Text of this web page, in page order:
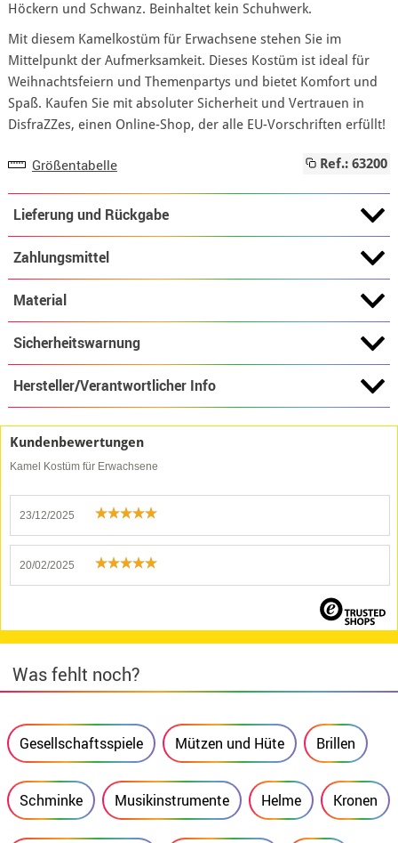
Höckern und Schwanz. Beinhaltet kein Schuhwerk.
Mit diesem Kamelkostüm für Erwachsene stehen Sie im
Mittelpunkt der Aufmerksamkeit. Dieses Kostüm ist ideal für
Weihnachtsfeiern und Themenpartys und bietet Komfort und
Spaß. Kaufen Sie mit absoluter Sicherheit und Vertrauen in
DisfraZZes, einen Online-Shop, der alle EU-Vorschriften erfüllt!
Größentabelle Ref.: 63200
Lieferung und Rückgabe
Zahlungsmittel
Material
Sicherheitswarnung
Hersteller/Verantwortlicher Info
Kundenbewertungen
Kamel Kostüm für Erwachsene
23/12/2025
20/02/2025
Was fehlt noch?
Gesellschaftsspiele Mützen und Hüte Brillen
Schminke Musikinstrumente Helme Kronen